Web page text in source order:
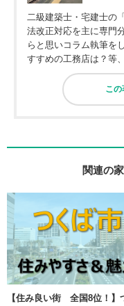
二級建築士・宅建士の
法改正対応を主に専門
らと思いコラム執筆を
すすめの工務店は？等
こ
関連の
【住み良い街 全国8位！】